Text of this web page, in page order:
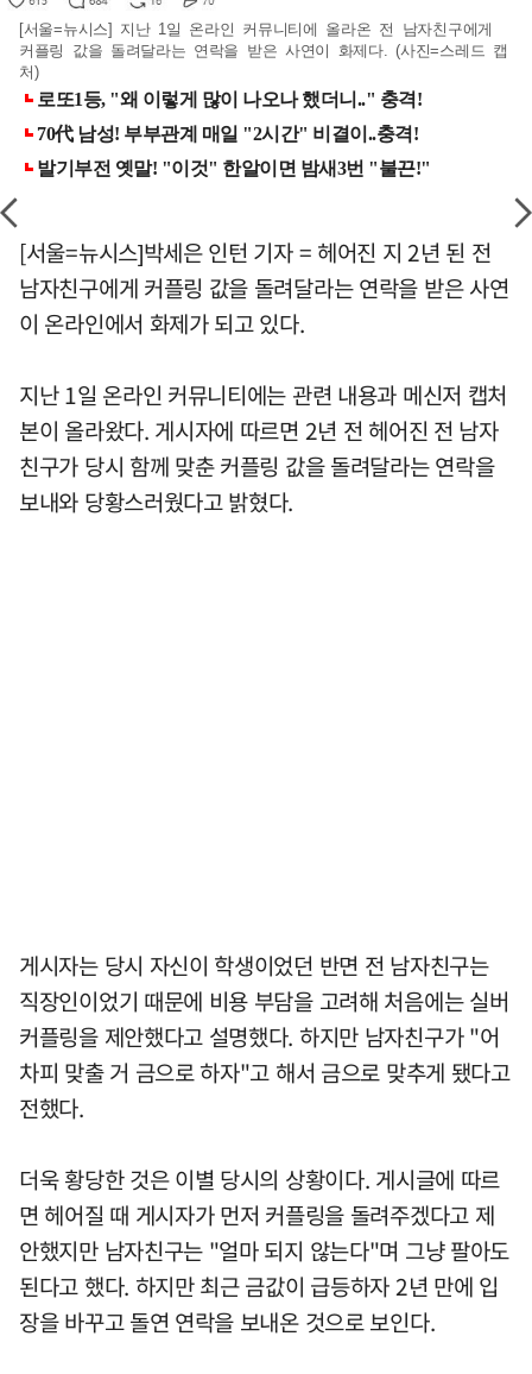
[서울=뉴시스] 지난 1일 온라인 커뮤니티에 올라온 전 남자친구에게
커플링 값을 돌려달라는 연락을 받은 사연이 화제다. (사진=스레드 캡
처)
[서울=뉴시스]박세은 인턴 기자 = 헤어진 지 2년 된 전
남자친구에게 커플링 값을 돌려달라는 연락을 받은 사연
이 온라인에서 화제가 되고 있다.
지난 1일 온라인 커뮤니티에는 관련 내용과 메신저 캡처
본이 올라왔다. 게시자에 따르면 2년 전 헤어진 전 남자
친구가 당시 함께 맞춘 커플링 값을 돌려달라는 연락을
보내와 당황스러웠다고 밝혔다.
게시자는 당시 자신이 학생이었던 반면 전 남자친구는
직장인이었기 때문에 비용 부담을 고려해 처음에는 실버
커플링을 제안했다고 설명했다. 하지만 남자친구가 "어
차피 맞출 거 금으로 하자"고 해서 금으로 맞추게 됐다고
전했다.
더욱 황당한 것은 이별 당시의 상황이다. 게시글에 따르
면 헤어질 때 게시자가 먼저 커플링을 돌려주겠다고 제
안했지만 남자친구는 "얼마 되지 않는다"며 그냥 팔아도
된다고 했다. 하지만 최근 금값이 급등하자 2년 만에 입
장을 바꾸고 돌연 연락을 보내온 것으로 보인다.